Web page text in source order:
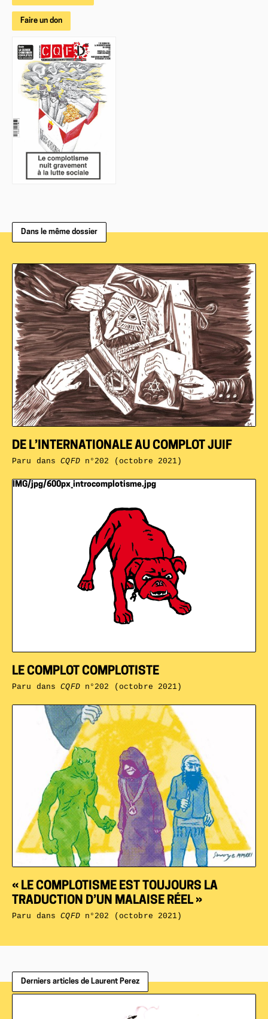
Faire un don
Dans le même dossier
« LE COMPLOTISME EST TOUJOURS LA
TRADUCTION D’UN MALAISE RÉEL »
Paru dansCQFDn°202 (octobre 2021)
IMG/jpg/600px_introcomplotisme.jpg
LE COMPLOT COMPLOTISTE
Paru dansCQFDn°202 (octobre 2021)
DE L’INTERNATIONALE AU COMPLOT JUIF
Paru dansCQFDn°202 (octobre 2021)
Derniers articles de Laurent Perez